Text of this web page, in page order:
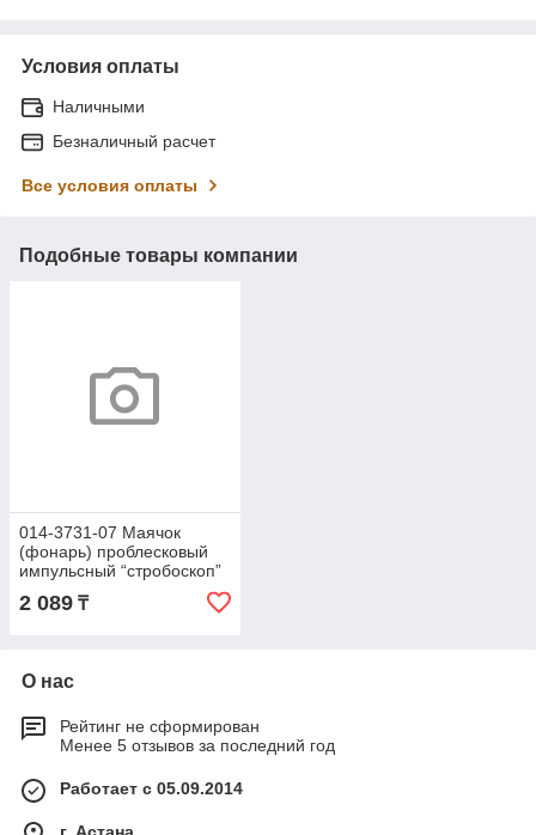
Условия оплаты
Наличными
Безналичный расчет
Все условия оплаты
Подобные товары компании
014-3731-07 Маячок
(фонарь) проблесковый
импульсный “стробоскоп”
микро 12-24В 014.3731-07
2 089 ₸
О нас
Рейтинг не сформирован
Менее 5 отзывов за последний год
Работает с 05.09.2014
г. Астана